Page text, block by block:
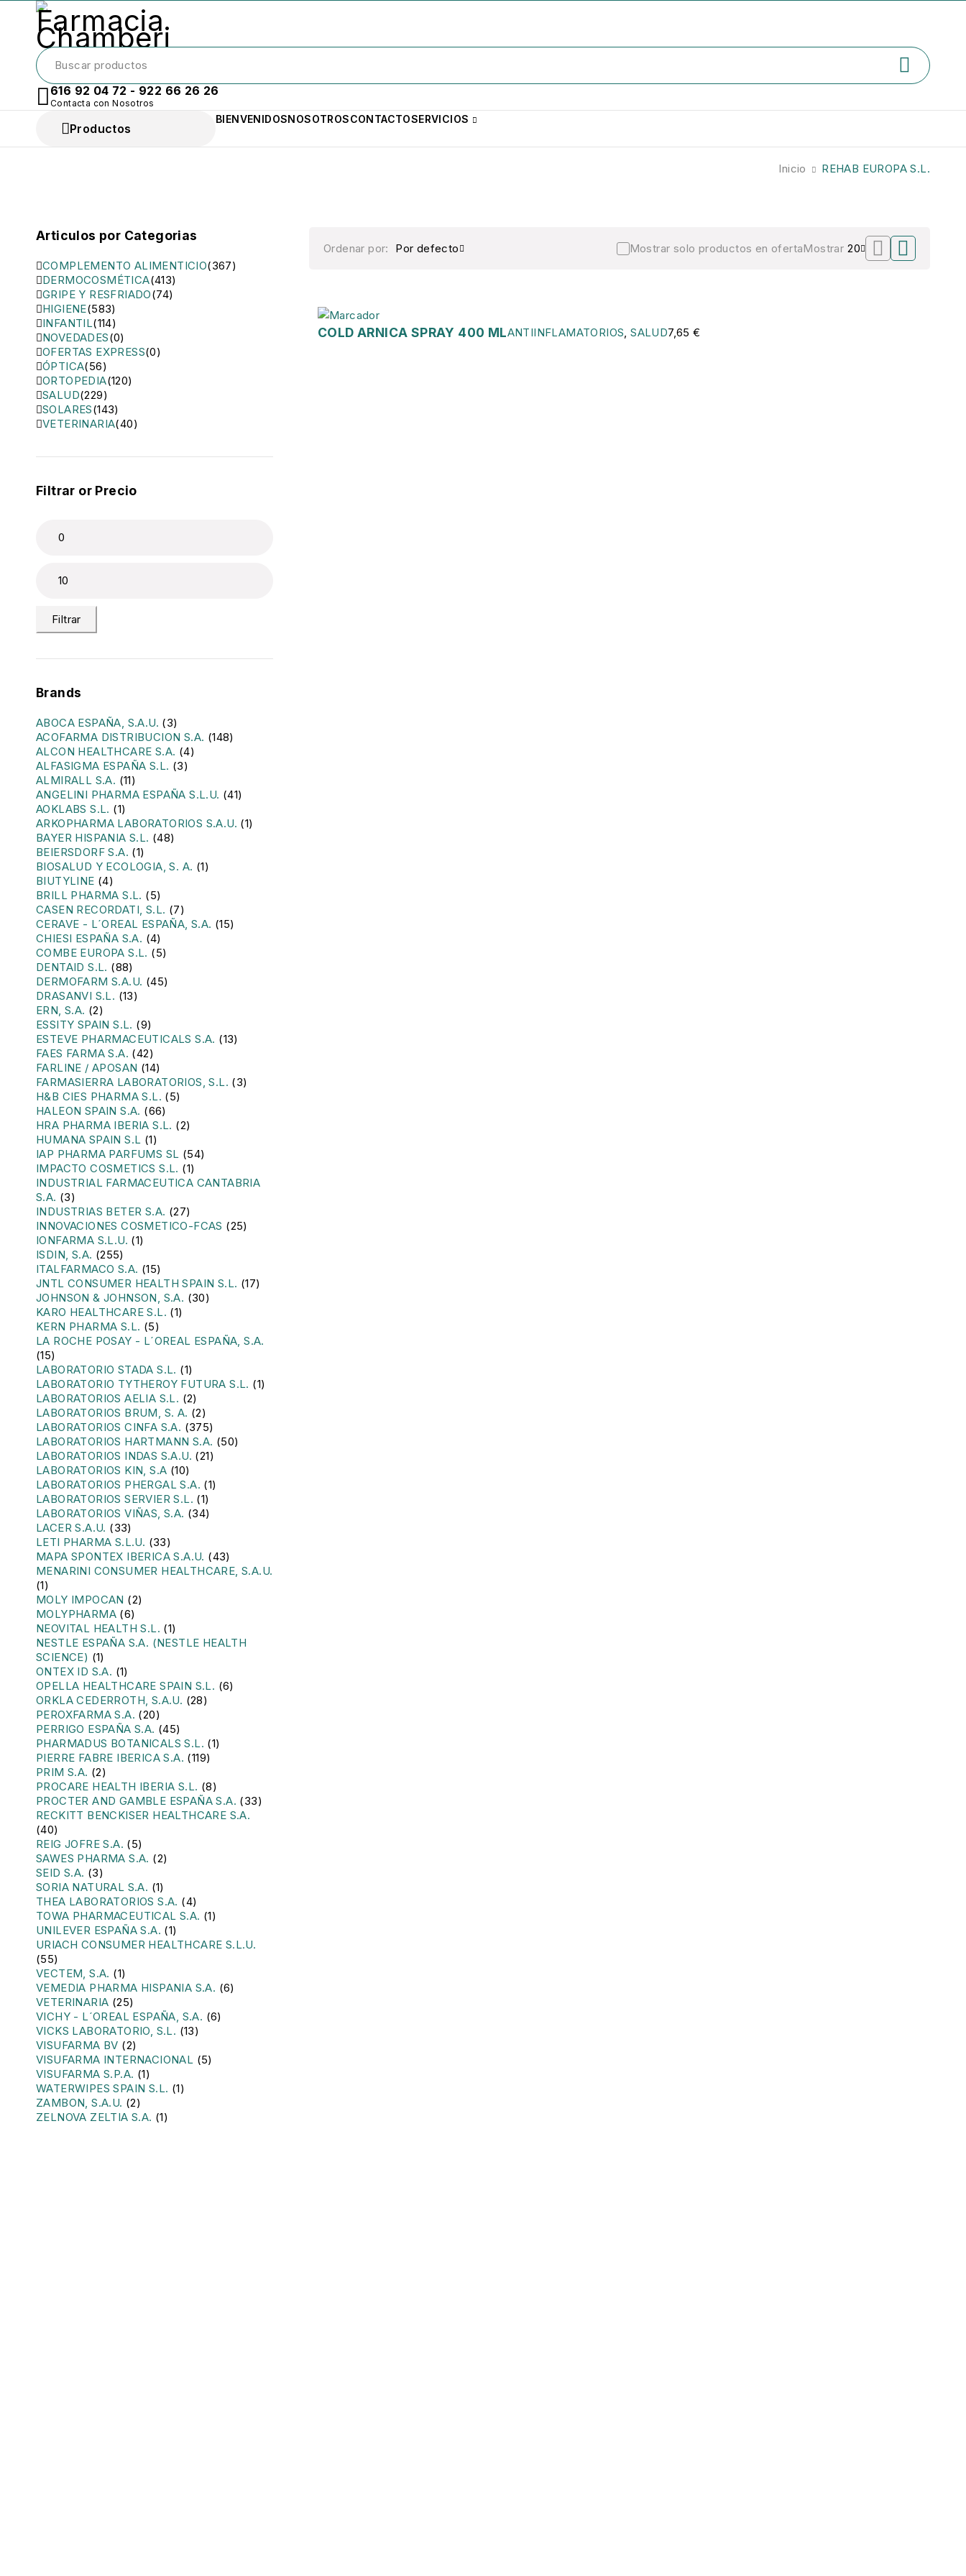
616 92 04 72 - 922 66 26 26
Contacta con Nosotros
Productos
BIENVENIDOSNOSOTROSCONTACTOSERVICIOS
Inicio REHAB EUROPA S.L.
Articulos por Categorias
COMPLEMENTO ALIMENTICIO(367)
DERMOCOSMÉTICA(413)
GRIPE Y RESFRIADO(74)
HIGIENE(583)
INFANTIL(114)
NOVEDADES(0)
OFERTAS EXPRESS(0)
ÓPTICA(56)
ORTOPEDIA(120)
SALUD(229)
SOLARES(143)
VETERINARIA(40)
Filtrar or Precio
Filtrar
Brands
ABOCA ESPAÑA, S.A.U. (3)
ACOFARMA DISTRIBUCION S.A. (148)
ALCON HEALTHCARE S.A. (4)
ALFASIGMA ESPAÑA S.L. (3)
ALMIRALL S.A. (11)
ANGELINI PHARMA ESPAÑA S.L.U. (41)
AOKLABS S.L. (1)
ARKOPHARMA LABORATORIOS S.A.U. (1)
BAYER HISPANIA S.L. (48)
BEIERSDORF S.A. (1)
BIOSALUD Y ECOLOGIA, S. A. (1)
BIUTYLINE (4)
BRILL PHARMA S.L. (5)
CASEN RECORDATI, S.L. (7)
CERAVE - L´OREAL ESPAÑA, S.A. (15)
CHIESI ESPAÑA S.A. (4)
COMBE EUROPA S.L. (5)
DENTAID S.L. (88)
DERMOFARM S.A.U. (45)
DRASANVI S.L. (13)
ERN, S.A. (2)
ESSITY SPAIN S.L. (9)
ESTEVE PHARMACEUTICALS S.A. (13)
FAES FARMA S.A. (42)
FARLINE / APOSAN (14)
FARMASIERRA LABORATORIOS, S.L. (3)
H&B CIES PHARMA S.L. (5)
HALEON SPAIN S.A. (66)
HRA PHARMA IBERIA S.L. (2)
HUMANA SPAIN S.L (1)
IAP PHARMA PARFUMS SL (54)
IMPACTO COSMETICS S.L. (1)
INDUSTRIAL FARMACEUTICA CANTABRIA
S.A. (3)
INDUSTRIAS BETER S.A. (27)
INNOVACIONES COSMETICO-FCAS (25)
IONFARMA S.L.U. (1)
ISDIN, S.A. (255)
ITALFARMACO S.A. (15)
JNTL CONSUMER HEALTH SPAIN S.L. (17)
JOHNSON & JOHNSON, S.A. (30)
KARO HEALTHCARE S.L. (1)
KERN PHARMA S.L. (5)
LA ROCHE POSAY - L´OREAL ESPAÑA, S.A.
(15)
LABORATORIO STADA S.L. (1)
LABORATORIO TYTHEROY FUTURA S.L. (1)
LABORATORIOS AELIA S.L. (2)
LABORATORIOS BRUM, S. A. (2)
LABORATORIOS CINFA S.A. (375)
LABORATORIOS HARTMANN S.A. (50)
LABORATORIOS INDAS S.A.U. (21)
LABORATORIOS KIN, S.A (10)
LABORATORIOS PHERGAL S.A. (1)
LABORATORIOS SERVIER S.L. (1)
LABORATORIOS VIÑAS, S.A. (34)
LACER S.A.U. (33)
LETI PHARMA S.L.U. (33)
MAPA SPONTEX IBERICA S.A.U. (43)
MENARINI CONSUMER HEALTHCARE, S.A.U.
(1)
MOLY IMPOCAN (2)
MOLYPHARMA (6)
NEOVITAL HEALTH S.L. (1)
NESTLE ESPAÑA S.A. (NESTLE HEALTH
SCIENCE) (1)
ONTEX ID S.A. (1)
OPELLA HEALTHCARE SPAIN S.L. (6)
ORKLA CEDERROTH, S.A.U. (28)
PEROXFARMA S.A. (20)
PERRIGO ESPAÑA S.A. (45)
PHARMADUS BOTANICALS S.L. (1)
PIERRE FABRE IBERICA S.A. (119)
PRIM S.A. (2)
PROCARE HEALTH IBERIA S.L. (8)
PROCTER AND GAMBLE ESPAÑA S.A. (33)
RECKITT BENCKISER HEALTHCARE S.A.
(40)
REIG JOFRE S.A. (5)
SAWES PHARMA S.A. (2)
SEID S.A. (3)
SORIA NATURAL S.A. (1)
THEA LABORATORIOS S.A. (4)
TOWA PHARMACEUTICAL S.A. (1)
UNILEVER ESPAÑA S.A. (1)
URIACH CONSUMER HEALTHCARE S.L.U.
(55)
VECTEM, S.A. (1)
VEMEDIA PHARMA HISPANIA S.A. (6)
VETERINARIA (25)
VICHY - L´OREAL ESPAÑA, S.A. (6)
VICKS LABORATORIO, S.L. (13)
VISUFARMA BV (2)
VISUFARMA INTERNACIONAL (5)
VISUFARMA S.P.A. (1)
WATERWIPES SPAIN S.L. (1)
ZAMBON, S.A.U. (2)
ZELNOVA ZELTIA S.A. (1)
Mostrar solo productos en oferta
Ordenar por: Por defecto Mostrar 20
COLD ARNICA SPRAY 400 MLANTIINFLAMATORIOS,SALUD7,65€